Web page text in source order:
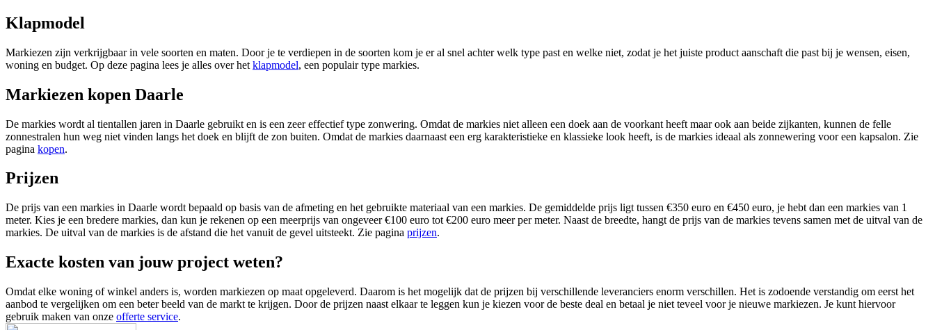
Klapmodel
Markiezen zijn verkrijgbaar in vele soorten en maten. Door je te verdiepen in de soorten kom je er al snel achter welk type past en welke niet, zodat je het juiste product aanschaft die past bij je wensen, eisen,
woning en budget. Op deze pagina lees je alles over het klapmodel, een populair type markies.
Markiezen kopen Daarle
De markies wordt al tientallen jaren in Daarle gebruikt en is een zeer effectief type zonwering. Omdat de markies niet alleen een doek aan de voorkant heeft maar ook aan beide zijkanten, kunnen de felle
zonnestralen hun weg niet vinden langs het doek en blijft de zon buiten. Omdat de markies daarnaast een erg karakteristieke en klassieke look heeft, is de markies ideaal als zonnewering voor een kapsalon. Zie
pagina kopen.
Prijzen
De prijs van een markies in Daarle wordt bepaald op basis van de afmeting en het gebruikte materiaal van een markies. De gemiddelde prijs ligt tussen €350 euro en €450 euro, je hebt dan een markies van 1
meter. Kies je een bredere markies, dan kun je rekenen op een meerprijs van ongeveer €100 euro tot €200 euro meer per meter. Naast de breedte, hangt de prijs van de markies tevens samen met de uitval van de
markies. De uitval van de markies is de afstand die het vanuit de gevel uitsteekt. Zie pagina prijzen.
Exacte kosten van jouw project weten?
Omdat elke woning of winkel anders is, worden markiezen op maat opgeleverd. Daarom is het mogelijk dat de prijzen bij verschillende leveranciers enorm verschillen. Het is zodoende verstandig om eerst het
aanbod te vergelijken om een beter beeld van de markt te krijgen. Door de prijzen naast elkaar te leggen kun je kiezen voor de beste deal en betaal je niet teveel voor je nieuwe markiezen. Je kunt hiervoor
gebruik maken van onze offerte service.